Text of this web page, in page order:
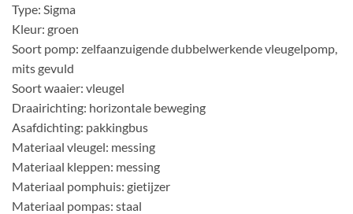
Type: Sigma
Kleur: groen
Soort pomp: zelfaanzuigende dubbelwerkende vleugelpomp,
mits gevuld
Soort waaier: vleugel
Draairichting: horizontale beweging
Asafdichting: pakkingbus
Materiaal vleugel: messing
Materiaal kleppen: messing
Materiaal pomphuis: gietijzer
Materiaal pompas: staal